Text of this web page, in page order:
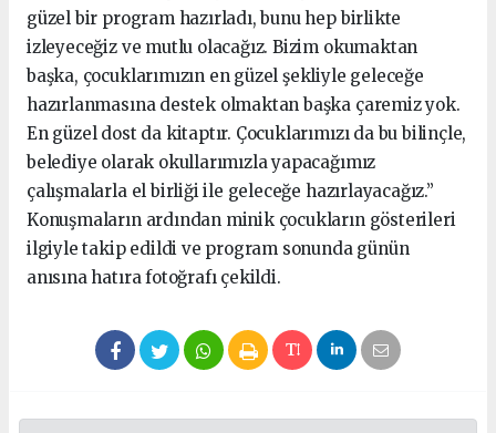
güzel bir program hazırladı, bunu hep birlikte
izleyeceğiz ve mutlu olacağız. Bizim okumaktan
başka, çocuklarımızın en güzel şekliyle geleceğe
hazırlanmasına destek olmaktan başka çaremiz yok.
En güzel dost da kitaptır. Çocuklarımızı da bu bilinçle,
belediye olarak okullarımızla yapacağımız
çalışmalarla el birliği ile geleceğe hazırlayacağız.”
Konuşmaların ardından minik çocukların gösterileri
ilgiyle takip edildi ve program sonunda günün
anısına hatıra fotoğrafı çekildi.